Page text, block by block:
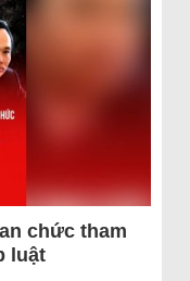
chức tham
luật